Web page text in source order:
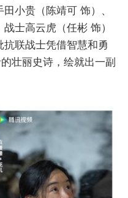
小贵（陈靖可 饰）、
士高云虎（任彬 饰）
联战士凭借智慧和勇
壮丽史诗，绘就出一副